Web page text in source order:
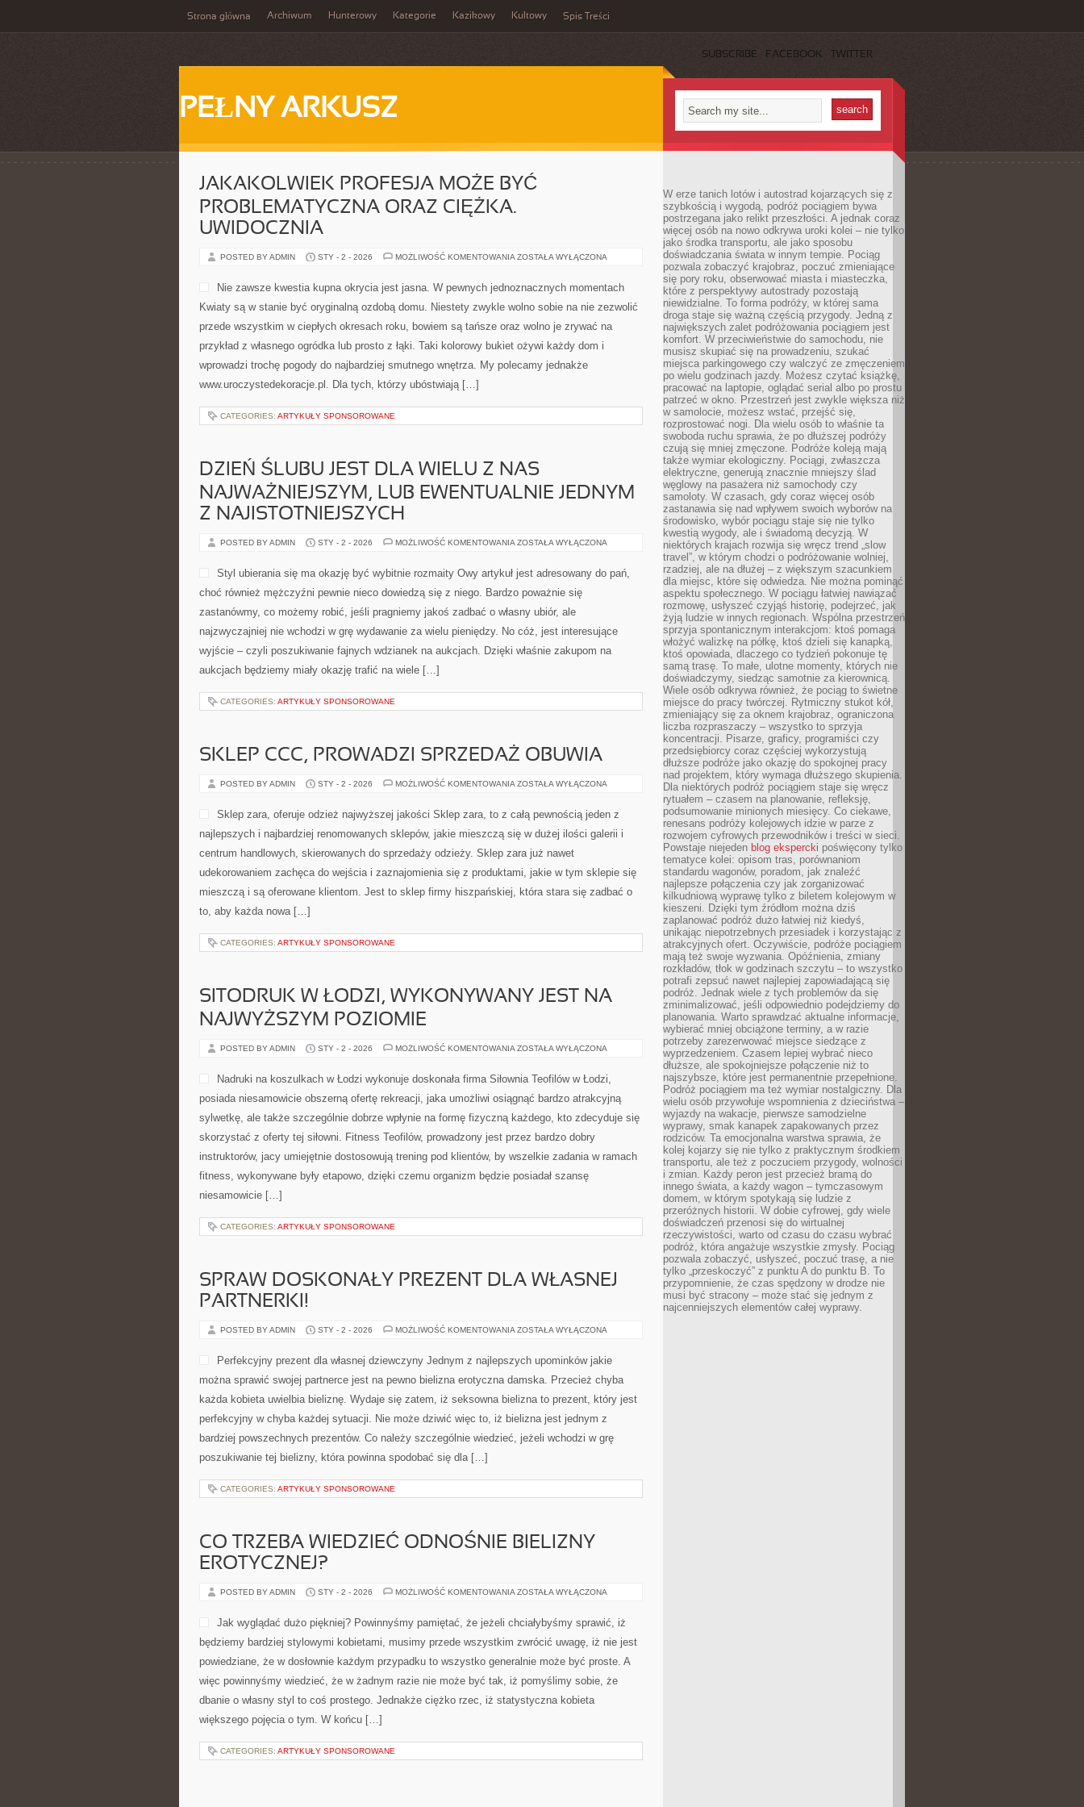
Strona główna Archiwum Hunterowy Kategorie Kazikowy Kultowy Spis Treści
SUBSCRIBE FACEBOOK TWITTER
PEŁNY ARKUSZ
JAKAKOLWIEK PROFESJA MOŻE BYĆ
PROBLEMATYCZNA ORAZ CIĘŻKA.
UWIDOCZNIA
POSTED BY ADMIN STY - 2 - 2026 MOŻLIWOŚĆ KOMENTOWANIA JAKAKOLWIEK
PROBLEMATYCZNA
CIĘŻKA.
ZOSTAŁA WYŁĄCZONA
Nie zawsze kwestia kupna okrycia jest jasna. W pewnych jednoznacznych momentach
Kwiaty są w stanie być oryginalną ozdobą domu. Niestety zwykle wolno sobie na nie zezwolić
przede wszystkim w ciepłych okresach roku, bowiem są tańsze oraz wolno je zrywać na
przykład z własnego ogródka lub prosto z łąki. Taki kolorowy bukiet ożywi każdy dom i
wprowadzi trochę pogody do najbardziej smutnego wnętrza. My polecamy jednakże
www.uroczystedekoracje.pl. Dla tych, którzy ubóstwiają […]
CATEGORIES: ARTYKUŁY SPONSOROWANE
DZIEŃ ŚLUBU JEST DLA WIELU Z NAS
NAJWAŻNIEJSZYM, LUB EWENTUALNIE JEDNYM
Z NAJISTOTNIEJSZYCH
POSTED BY ADMIN STY - 2 - 2026 MOŻLIWOŚĆ KOMENTOWANIA DZIEŃ
DLA
WIELU
NAS
LUB
JEDNYM
NAJISTOTNIEJSZYCH
ZOSTAŁA WYŁĄCZONA
Styl ubierania się ma okazję być wybitnie rozmaity Owy artykuł jest adresowany do pań,
choć również mężczyźni pewnie nieco dowiedzą się z niego. Bardzo poważnie się
zastanówmy, co możemy robić, jeśli pragniemy jakoś zadbać o własny ubiór, ale
najzwyczajniej nie wchodzi w grę wydawanie za wielu pieniędzy. No cóż, jest interesujące
wyjście – czyli poszukiwanie fajnych wdzianek na aukcjach. Dzięki właśnie zakupom na
aukcjach będziemy miały okazję trafić na wiele […]
CATEGORIES: ARTYKUŁY SPONSOROWANE
SKLEP CCC, PROWADZI SPRZEDAŻ OBUWIA
POSTED BY ADMIN STY - 2 - 2026 MOŻLIWOŚĆ KOMENTOWANIA SKLEP
SPRZEDAŻ
OBUWIA
ZOSTAŁA WYŁĄCZONA
Sklep zara, oferuje odzież najwyższej jakości Sklep zara, to z całą pewnością jeden z
najlepszych i najbardziej renomowanych sklepów, jakie mieszczą się w dużej ilości galerii i
centrum handlowych, skierowanych do sprzedaży odzieży. Sklep zara już nawet
udekorowaniem zachęca do wejścia i zaznajomienia się z produktami, jakie w tym sklepie się
mieszczą i są oferowane klientom. Jest to sklep firmy hiszpańskiej, która stara się zadbać o
to, aby każda nowa […]
CATEGORIES: ARTYKUŁY SPONSOROWANE
SITODRUK W ŁODZI, WYKONYWANY JEST NA
NAJWYŻSZYM POZIOMIE
POSTED BY ADMIN STY - 2 - 2026 MOŻLIWOŚĆ KOMENTOWANIA SITODRUK
WYKONYWANY
JEST
NAJWYŻSZYM
ZOSTAŁA WYŁĄCZONA
Nadruki na koszulkach w Łodzi wykonuje doskonała firma Siłownia Teofilów w Łodzi,
posiada niesamowicie obszerną ofertę rekreacji, jaka umożliwi osiągnąć bardzo atrakcyjną
sylwetkę, ale także szczególnie dobrze wpłynie na formę fizyczną każdego, kto zdecyduje się
skorzystać z oferty tej siłowni. Fitness Teofilów, prowadzony jest przez bardzo dobry
instruktorów, jacy umiejętnie dostosowują trening pod klientów, by wszelkie zadania w ramach
fitness, wykonywane były etapowo, dzięki czemu organizm będzie posiadał szansę
niesamowicie […]
CATEGORIES: ARTYKUŁY SPONSOROWANE
SPRAW DOSKONAŁY PREZENT DLA WŁASNEJ
PARTNERKI!
POSTED BY ADMIN STY - 2 - 2026 MOŻLIWOŚĆ KOMENTOWANIA SPRAW
DLA
WŁASNEJ
ZOSTAŁA WYŁĄCZONA
Perfekcyjny prezent dla własnej dziewczyny Jednym z najlepszych upominków jakie
można sprawić swojej partnerce jest na pewno bielizna erotyczna damska. Przecież chyba
każda kobieta uwielbia bieliznę. Wydaje się zatem, iż seksowna bielizna to prezent, który jest
perfekcyjny w chyba każdej sytuacji. Nie może dziwić więc to, iż bielizna jest jednym z
bardziej powszechnych prezentów. Co należy szczególnie wiedzieć, jeżeli wchodzi w grę
poszukiwanie tej bielizny, która powinna spodobać się dla […]
CATEGORIES: ARTYKUŁY SPONSOROWANE
CO TRZEBA WIEDZIEĆ ODNOŚNIE BIELIZNY
EROTYCZNEJ?
POSTED BY ADMIN STY - 2 - 2026 MOŻLIWOŚĆ KOMENTOWANIA CO
ODNOŚNIE
BIELIZNY
ZOSTAŁA WYŁĄCZONA
Jak wyglądać dużo piękniej? Powinnyśmy pamiętać, że jeżeli chciałybyśmy sprawić, iż
będziemy bardziej stylowymi kobietami, musimy przede wszystkim zwrócić uwagę, iż nie jest
powiedziane, że w dosłownie każdym przypadku to wszystko generalnie może być proste. A
więc powinnyśmy wiedzieć, że w żadnym razie nie może być tak, iż pomyślimy sobie, że
dbanie o własny styl to coś prostego. Jednakże ciężko rzec, iż statystyczna kobieta
większego pojęcia o tym. W końcu […]
CATEGORIES: ARTYKUŁY SPONSOROWANE
W erze tanich lotów i autostrad kojarzących się z
szybkością i wygodą, podróż pociągiem bywa
postrzegana jako relikt przeszłości. A jednak coraz
więcej osób na nowo odkrywa uroki kolei – nie tylko
jako środka transportu, ale jako sposobu
doświadczania świata w innym tempie. Pociąg
pozwala zobaczyć krajobraz, poczuć zmieniające
się pory roku, obserwować miasta i miasteczka,
które z perspektywy autostrady pozostają
niewidzialne. To forma podróży, w której sama
droga staje się ważną częścią przygody. Jedną z
największych zalet podróżowania pociągiem jest
komfort. W przeciwieństwie do samochodu, nie
musisz skupiać się na prowadzeniu, szukać
miejsca parkingowego czy walczyć ze zmęczeniem
po wielu godzinach jazdy. Możesz czytać książkę,
pracować na laptopie, oglądać serial albo po prostu
patrzeć w okno. Przestrzeń jest zwykle większa niż
w samolocie, możesz wstać, przejść się,
rozprostować nogi. Dla wielu osób to właśnie ta
swoboda ruchu sprawia, że po dłuższej podróży
czują się mniej zmęczone. Podróże koleją mają
także wymiar ekologiczny. Pociągi, zwłaszcza
elektryczne, generują znacznie mniejszy ślad
węglowy na pasażera niż samochody czy
samoloty. W czasach, gdy coraz więcej osób
zastanawia się nad wpływem swoich wyborów na
środowisko, wybór pociągu staje się nie tylko
kwestią wygody, ale i świadomą decyzją. W
niektórych krajach rozwija się wręcz trend „slow
travel”, w którym chodzi o podróżowanie wolniej,
rzadziej, ale na dłużej – z większym szacunkiem
dla miejsc, które się odwiedza. Nie można pominąć
aspektu społecznego. W pociągu łatwiej nawiązać
rozmowę, usłyszeć czyjąś historię, podejrzeć, jak
żyją ludzie w innych regionach. Wspólna przestrzeń
sprzyja spontanicznym interakcjom: ktoś pomaga
włożyć walizkę na półkę, ktoś dzieli się kanapką,
ktoś opowiada, dlaczego co tydzień pokonuje tę
samą trasę. To małe, ulotne momenty, których nie
doświadczymy, siedząc samotnie za kierownicą.
Wiele osób odkrywa również, że pociąg to świetne
miejsce do pracy twórczej. Rytmiczny stukot kół,
zmieniający się za oknem krajobraz, ograniczona
liczba rozpraszaczy – wszystko to sprzyja
koncentracji. Pisarze, graficy, programiści czy
przedsiębiorcy coraz częściej wykorzystują
dłuższe podróże jako okazję do spokojnej pracy
nad projektem, który wymaga dłuższego skupienia.
Dla niektórych podróż pociągiem staje się wręcz
rytuałem – czasem na planowanie, refleksję,
podsumowanie minionych miesięcy. Co ciekawe,
renesans podróży kolejowych idzie w parze z
rozwojem cyfrowych przewodników i treści w sieci.
Powstaje niejeden blog ekspercki poświęcony tylko
tematyce kolei: opisom tras, porównaniom
standardu wagonów, poradom, jak znaleźć
najlepsze połączenia czy jak zorganizować
kilkudniową wyprawę tylko z biletem kolejowym w
kieszeni. Dzięki tym źródłom można dziś
zaplanować podróż dużo łatwiej niż kiedyś,
unikając niepotrzebnych przesiadek i korzystając z
atrakcyjnych ofert. Oczywiście, podróże pociągiem
mają też swoje wyzwania. Opóźnienia, zmiany
rozkładów, tłok w godzinach szczytu – to wszystko
potrafi zepsuć nawet najlepiej zapowiadającą się
podróż. Jednak wiele z tych problemów da się
zminimalizować, jeśli odpowiednio podejdziemy do
planowania. Warto sprawdzać aktualne informacje,
wybierać mniej obciążone terminy, a w razie
potrzeby zarezerwować miejsce siedzące z
wyprzedzeniem. Czasem lepiej wybrać nieco
dłuższe, ale spokojniejsze połączenie niż to
najszybsze, które jest permanentnie przepełnione.
Podróż pociągiem ma też wymiar nostalgiczny. Dla
wielu osób przywołuje wspomnienia z dzieciństwa –
wyjazdy na wakacje, pierwsze samodzielne
wyprawy, smak kanapek zapakowanych przez
rodziców. Ta emocjonalna warstwa sprawia, że
kolej kojarzy się nie tylko z praktycznym środkiem
transportu, ale też z poczuciem przygody, wolności
i zmian. Każdy peron jest przecież bramą do
innego świata, a każdy wagon – tymczasowym
domem, w którym spotykają się ludzie z
przeróżnych historii. W dobie cyfrowej, gdy wiele
doświadczeń przenosi się do wirtualnej
rzeczywistości, warto od czasu do czasu wybrać
podróż, która angażuje wszystkie zmysły. Pociąg
pozwala zobaczyć, usłyszeć, poczuć trasę, a nie
tylko „przeskoczyć” z punktu A do punktu B. To
przypomnienie, że czas spędzony w drodze nie
musi być stracony – może stać się jednym z
najcenniejszych elementów całej wyprawy.